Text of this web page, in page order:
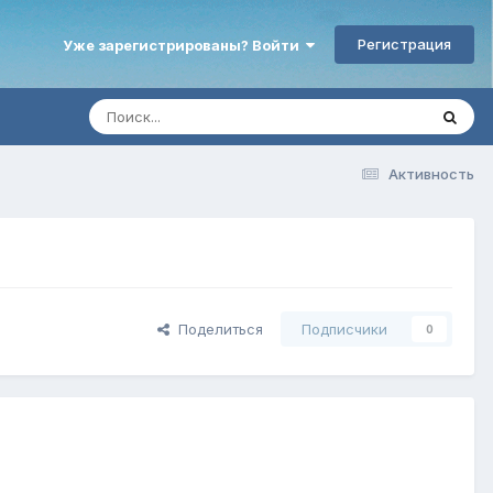
Уже зарегистрированы? Войти Регистрация
Активность
Поделиться Подписчики 0